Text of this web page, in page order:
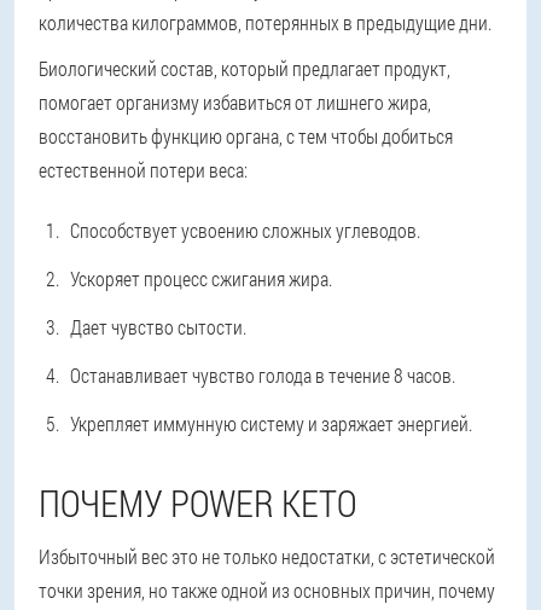
количества килограммов, потерянных в предыдущие дни.
Биологический состав, который предлагает продукт,
помогает организму избавиться от лишнего жира,
восстановить функцию органа, с тем чтобы добиться
естественной потери веса:
Способствует усвоению сложных углеводов.
Ускоряет процесс сжигания жира.
Дает чувство сытости.
Останавливает чувство голода в течение 8 часов.
Укрепляет иммунную систему и заряжает энергией.
ПОЧЕМУ POWER KETO
Избыточный вес это не только недостатки, с эстетической
точки зрения, но также одной из основных причин, почему